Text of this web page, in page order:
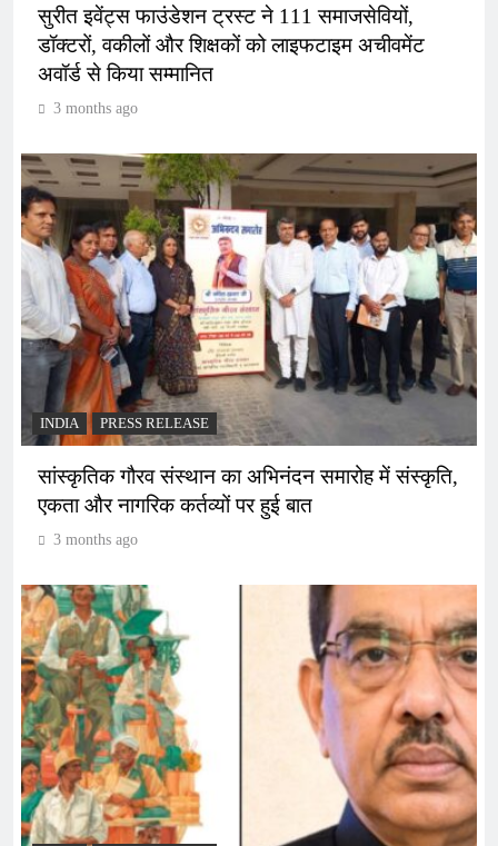
सुरीत इवेंट्स फाउंडेशन ट्रस्ट ने 111 समाजसेवियों,
डॉक्टरों, वकीलों और शिक्षकों को लाइफटाइम अचीवमेंट
अवॉर्ड से किया सम्मानित
3 months ago
INDIA PRESS RELEASE
सांस्कृतिक गौरव संस्थान का अभिनंदन समारोह में संस्कृति,
एकता और नागरिक कर्तव्यों पर हुई बात
3 months ago